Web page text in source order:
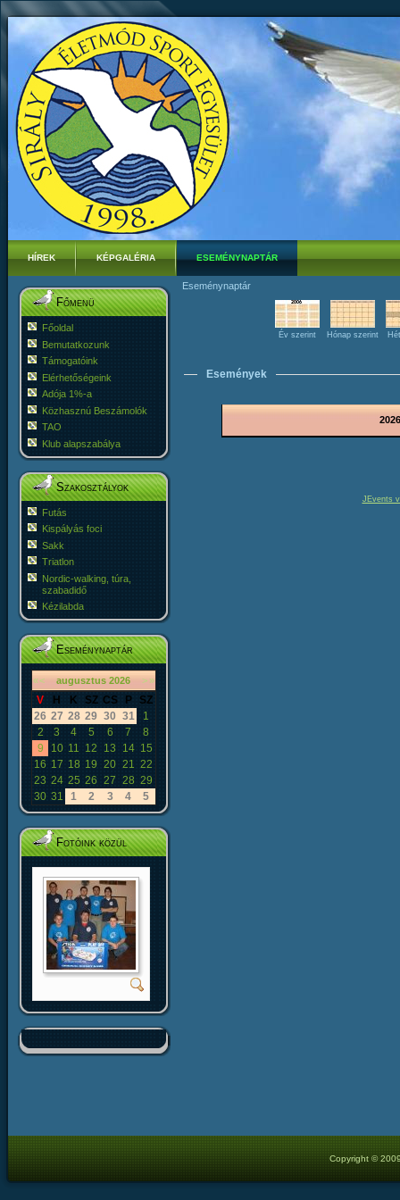
HÍREK KÉPGALÉRIA ESEMÉNYNAPTÁR
Főmenü
Főoldal
Bemutatkozunk
Támogatóink
Elérhetőségeink
Adója 1%-a
Közhasznú Beszámolók
TAO
Klub alapszabálya
Szakosztályok
Futás
Kispályás foci
Sakk
Triatlon
Nordic-walking, túra,
szabadidő
Kézilabda
Eseménynaptár
«< augusztus 2026 >»
V H K SZ CS P
SZ
26 27 28 29 30 31
1
2
3 4 5 6 7
8
9
10 11 12 13 14 15
16 17 18 19 20 21 22
23 24 25 26 27 28 29
30 31 1 2 3 4 5
Fotóink közül
Eseménynaptár
Év szerint Hónap szerint
Események
JEvents
Copyright ©